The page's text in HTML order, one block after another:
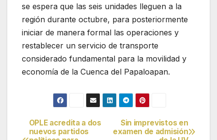
se espera que las seis unidades lleguen a la
región durante octubre, para posteriormente
iniciar de manera formal las operaciones y
restablecer un servicio de transporte
considerado fundamental para la movilidad y
economía de la Cuenca del Papaloapan.
Navegación
Sin imprevistos en
examen de admisión
OPLE acredita a dos
nuevos partidos